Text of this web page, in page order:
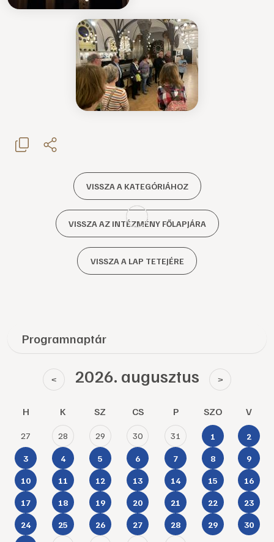
VISSZA A KATEGÓRIÁHOZ
VISSZA AZ INTÉZMÉNY FŐLAPJÁRA
VISSZA A LAP TETEJÉRE
Programnaptár
< 2026. augusztus >
H K SZ CS P SZO V
27 28 29 30 31 1 2
3 4 5 6 7 8 9
10 11 12 13 14 15 16
17 18 19 20 21 22 23
24 25 26 27 28 29 30